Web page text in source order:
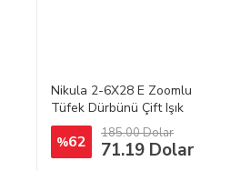
Nikula 2-6X28 E Zoomlu
Tüfek Dürbünü Çift Işık
Kaynaklı
%62 185.00 Dolar
71.19 Dolar